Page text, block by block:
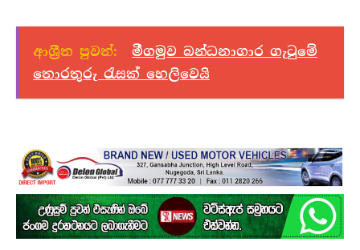
ආශ්‍රීත පුවත්:
මීගමුව බන්ධනාගාර ගැටුමේ
තොරතුරු රැසක් හෙලිවෙයි